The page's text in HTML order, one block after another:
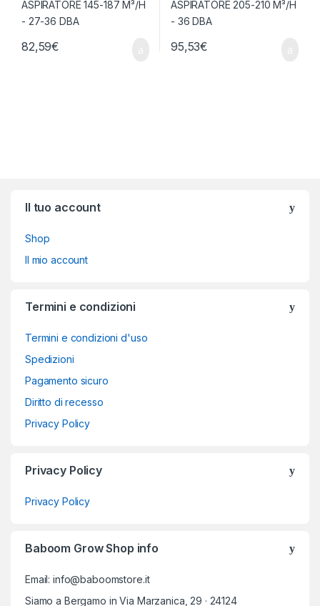
82,59€ 95,53€
Il tuo account
Shop
Il mio account
Termini e condizioni
Termini e condizioni d'uso
Spedizioni
Pagamento sicuro
Diritto di recesso
Privacy Policy
Privacy Policy
Privacy Policy
Baboom Grow Shop info
Email: info@baboomstore.it
Siamo a Bergamo in Via Marzanica, 29 · 24124